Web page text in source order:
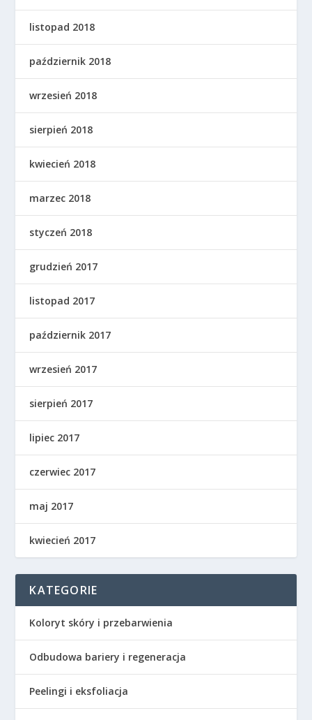
listopad 2018
październik 2018
wrzesień 2018
sierpień 2018
kwiecień 2018
marzec 2018
styczeń 2018
grudzień 2017
listopad 2017
październik 2017
wrzesień 2017
sierpień 2017
lipiec 2017
czerwiec 2017
maj 2017
kwiecień 2017
KATEGORIE
Koloryt skóry i przebarwienia
Odbudowa bariery i regeneracja
Peelingi i eksfoliacja